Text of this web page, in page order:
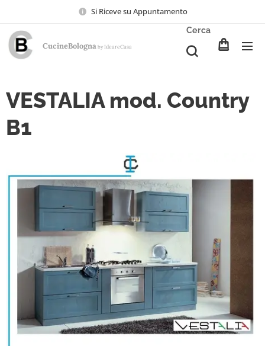
Si Riceve su Appuntamento
CucineBologna by IdeareCasa
Cerca
VESTALIA mod. Country
B1